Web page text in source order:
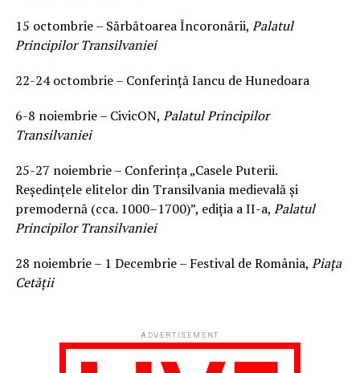
15 octombrie – Sărbătoarea Încoronării, Palatul
Principilor Transilvaniei
22-24 octombrie – Conferință Iancu de Hunedoara
6-8 noiembrie – CivicON, Palatul Principilor
Transilvaniei
25-27 noiembrie – Conferința „Casele Puterii.
Reședințele elitelor din Transilvania medievală și
premodernă (cca. 1000–1700)”, ediția a II-a, Palatul
Principilor Transilvaniei
28 noiembrie – 1 Decembrie – Festival de România, Piața
Cetății
ADVERTISEMENT